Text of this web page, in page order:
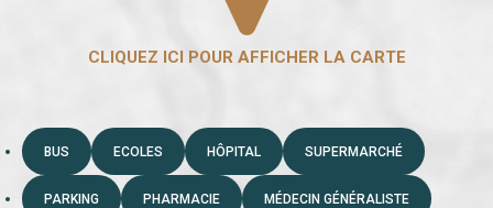
BUS ECOLES HÔPITAL SUPERMARCHÉ
PARKING PHARMACIE MÉDECIN GÉNÉRALISTE